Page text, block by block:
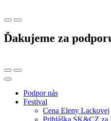
Ďakujeme za
Podpor nás
Festival
Cena Eleny Lackovej